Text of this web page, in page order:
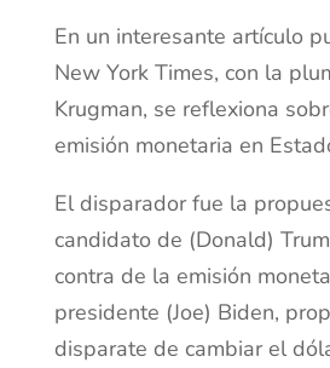
En un interesante artículo
New York Times, con la
Krugman, se reflexiona
emisión monetaria en
El disparador fue la
candidato de (Donald)
contra de la emisión
presidente (Joe) Biden,
disparate de cambiar el